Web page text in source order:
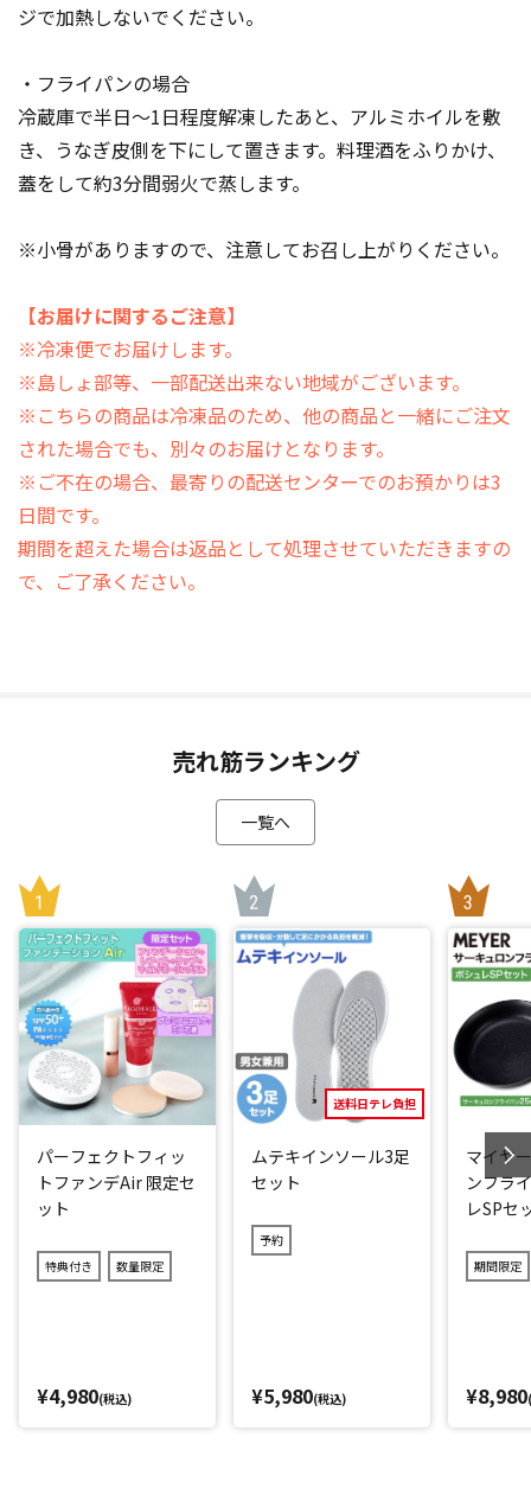
ジで加熱しないでください。
・フライパンの場合
冷蔵庫で半日～1日程度解凍したあと、アルミホイルを敷
き、うなぎ皮側を下にして置きます。料理酒をふりかけ、
蓋をして約3分間弱火で蒸します。
※小骨がありますので、注意してお召し上がりください。
【お届けに関するご注意】
※冷凍便でお届けします。
※島しょ部等、一部配送出来ない地域がございます。
※こちらの商品は冷凍品のため、他の商品と一緒にご注文
された場合でも、別々のお届けとなります。
※ご不在の場合、最寄りの配送センターでのお預かりは3
日間です。
期間を超えた場合は返品として処理させていただきますの
で、ご了承ください。
売れ筋ランキング
一覧へ
パーフェクトフィッ
トファンデAir 限定セ
ット
特典付き 数量限定
¥4,980(税込)
送料日テレ負担
ムテキインソール3足
セット
予約
¥5,980(税込)
マイヤ
ンフラ
レSPセ
期間限定
¥8,980